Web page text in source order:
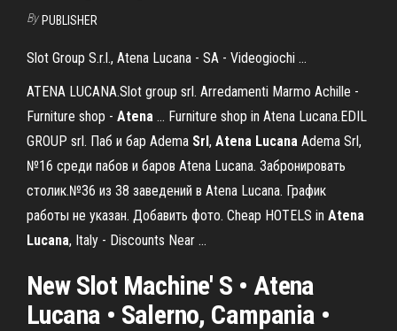
By PUBLISHER
Slot Group S.r.l., Atena Lucana - SA - Videogiochi ...
ATENA LUCANA.Slot group srl. Arredamenti Marmo Achille -
Furniture shop - Atena … Furniture shop in Atena Lucana.EDIL
GROUP srl. Паб и бар Adema Srl, Atena Lucana Adema Srl,
№16 среди пабов и баров Atena Lucana. Забронировать
столик.№36 из 38 заведений в Atena Lucana. График
работы не указан. Добавить фото. Cheap HOTELS in Atena
Lucana, Italy - Discounts Near …
New Slot Machine' S • Atena
Lucana • Salerno, Campania •